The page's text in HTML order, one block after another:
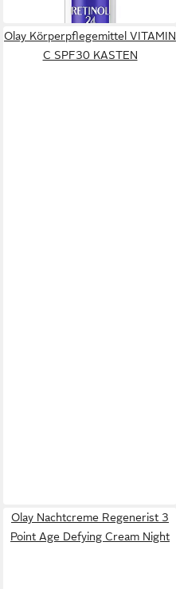
lieferbar in 3 Wochen
Olay Körperpflegemittel VITAMIN
C SPF30 KASTEN
Olay Nachtcreme Regenerist 3
Point Age Defying Cream Night